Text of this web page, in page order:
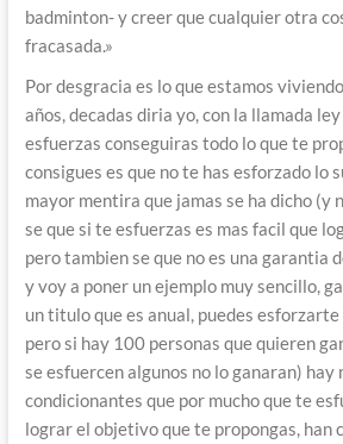
badminton- y creer que cualquier otra
fracasada.»
Por desgracia es lo que estamos
años, decadas diria yo, con la llamada
esfuerzas conseguiras todo lo que te
consigues es que no te has esforzado lo
mayor mentira que jamas se ha dicho (y
se que si te esfuerzas es mas facil que
pero tambien se que no es una garantia
y voy a poner un ejemplo muy sencillo,
un titulo que es anual, puedes
pero si hay 100 personas que quieren
se esfuercen algunos no lo ganaran) hay
condicionantes que por mucho que te
lograr el objetivo que te propongas, han